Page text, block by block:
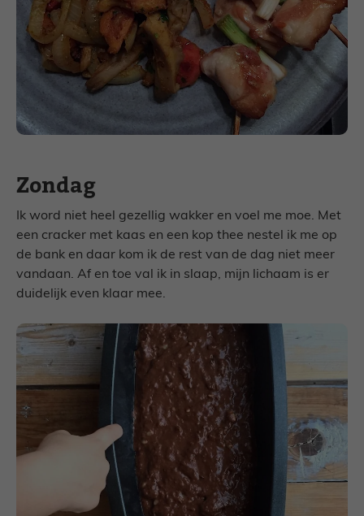
Zondag
Ik word niet heel gezellig wakker en voel me moe. Met
een cracker met kaas en een kop thee nestel ik me op
de bank en daar kom ik de rest van de dag niet meer
vandaan. Af en toe val ik in slaap, mijn lichaam is er
duidelijk even klaar mee.